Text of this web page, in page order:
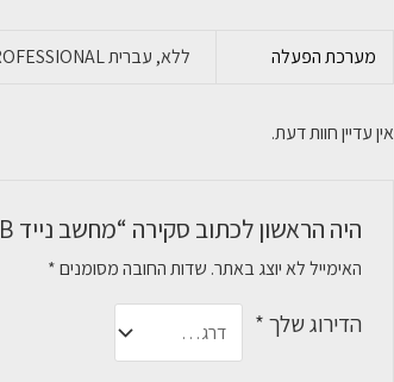
מערכת הפעלה ללא, עברית WINDOWS 11 PROFESSIONAL, אנגלית WINDOWS 11 PROFESSIONAL
אין עדיין חוות דעת.
היה הראשון לכתוב סקירה “מחשב נייד Asus VivoBook 15 I7-12 16GB 512GB”
האימייל לא יוצג באתר. שדות החובה מסומנים*
הדירוג שלך*